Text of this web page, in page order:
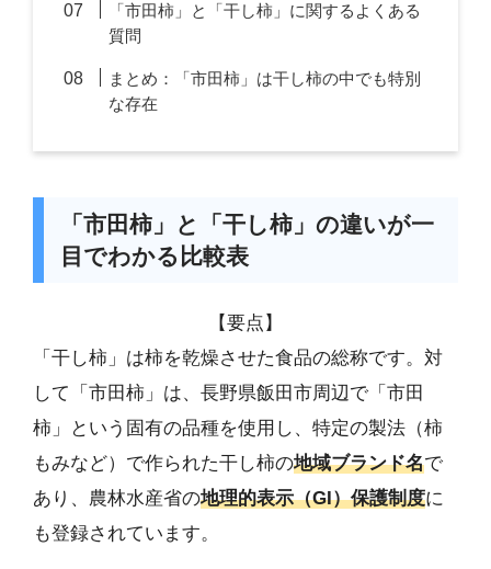
「市田柿」と「干し柿」に関するよくある
質問
まとめ：「市田柿」は干し柿の中でも特別
な存在
「市田柿」と「干し柿」の違いが一
目でわかる比較表
【要点】
「干し柿」は柿を乾燥させた食品の総称です。対
して「市田柿」は、長野県飯田市周辺で「市田
柿」という固有の品種を使用し、特定の製法（柿
もみなど）で作られた干し柿の地域ブランド名で
あり、農林水産省の地理的表示（GI）保護制度に
も登録されています。